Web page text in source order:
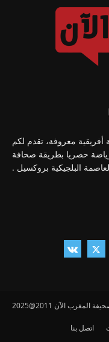
معروفة، تقدم لكم
حصريا بطريقة صحافة
البلجيكية بروكسيل .
المغرب الآن 2011@2025
اتصل بنا